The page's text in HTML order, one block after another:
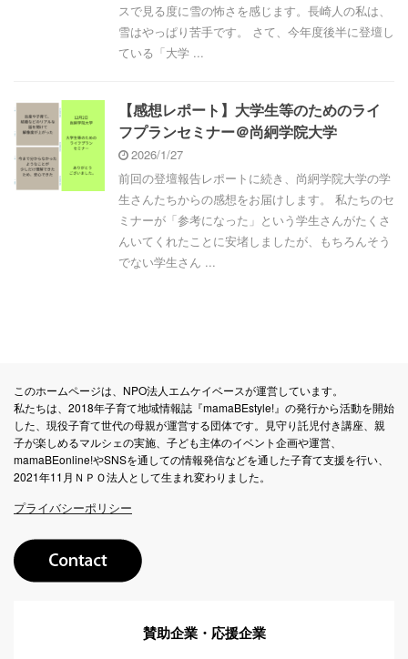
スで見る度に雪の怖さを感じます。長崎人の私は、
雪はやっぱり苦手です。 さて、今年度後半に登壇し
ている「大学 ...
【感想レポート】大学生等のためのライ
フプランセミナー＠尚絅学院大学
2026/1/27
前回の登壇報告レポートに続き、尚絅学院大学の学
生さんたちからの感想をお届けします。 私たちのセ
ミナーが「参考になった」という学生さんがたくさ
んいてくれたことに安堵しましたが、もちろんそう
でない学生さん ...
このホームページは、NPO法人エムケイベースが運営しています。
私たちは、2018年子育て地域情報誌『mamaBEstyle!』の発行から活動を開始
した、現役子育て世代の母親が運営する団体です。見守り託児付き講座、親
子が楽しめるマルシェの実施、子ども主体のイベント企画や運営、
mamaBEonline!やSNSを通しての情報発信などを通した子育て支援を行い、
2021年11月ＮＰＯ法人として生まれ変わりました。
プライバシーポリシー
賛助企業・応援企業